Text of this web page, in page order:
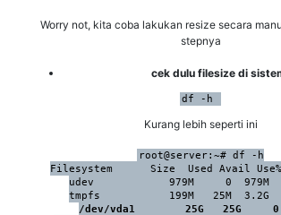
Worry not, kita coba lakukan resize secara
stepnya
cek dulu filesize di
df -h
Kurang lebih seperti ini
root@server:~# df -h
Filesystem      Size  Used Avail Use%
udev            979M     0  979M
/dev/vda1        25G   25G     0